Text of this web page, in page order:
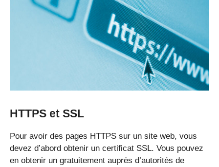
HTTPS et SSL
Pour avoir des pages HTTPS sur un site web, vous
devez d’abord obtenir un certificat SSL. Vous pouvez
en obtenir un gratuitement auprès d’autorités de